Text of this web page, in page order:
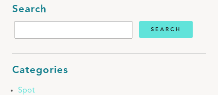
Search
Categories
Spot